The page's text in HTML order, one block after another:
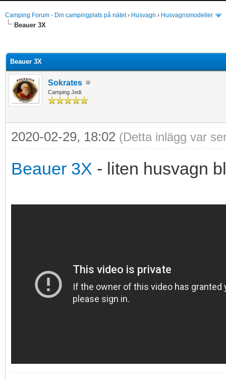
Camping Forum - Din campingplats på nätet› Husvagn › Husvagnsmodeller
Beauer 3X
Beauer 3X
Sokrates
Camping Jedi
2020-02-29, 18:02 (Detta inlägg var
Beauer 3X - liten husvagn